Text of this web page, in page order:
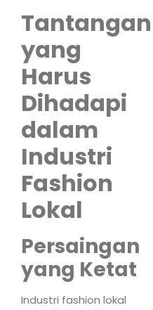
Tantangan
yang
Harus
Dihadapi
dalam
Industri
Fashion
Lokal
Persaingan
yang Ketat
Industri fashion lokal